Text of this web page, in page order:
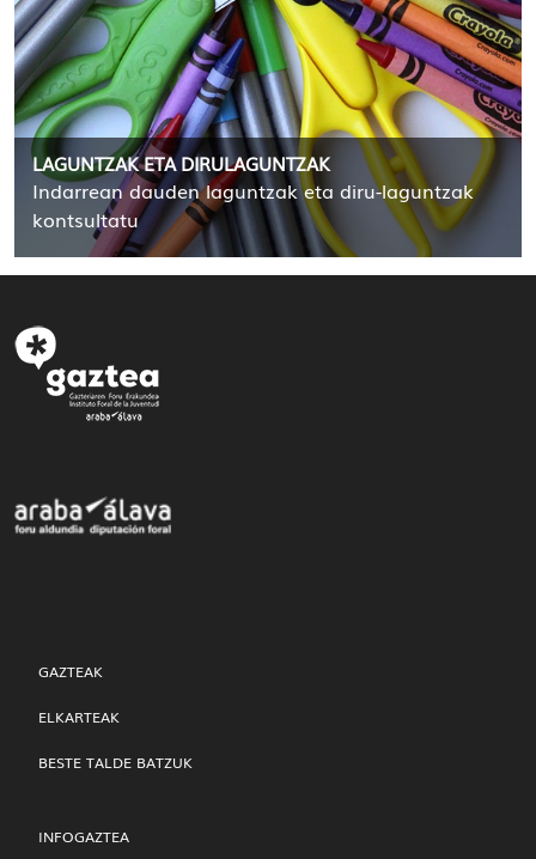
LAGUNTZAK ETA DIRULAGUNTZAK
Indarrean dauden laguntzak eta diru-laguntzak
kontsultatu
GAZTEAK
ELKARTEAK
BESTE TALDE BATZUK
INFOGAZTEA